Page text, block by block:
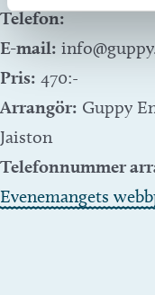
Telefon:
E-mail:
Pris: 470:-
Arrangör: Guppy
Jaiston
Telefonnummer
Evenemangets